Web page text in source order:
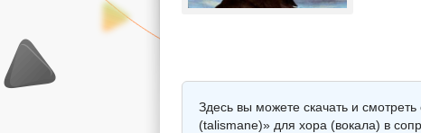
Здесь вы можете скачать и
(talismane)» для хора (вокала) в